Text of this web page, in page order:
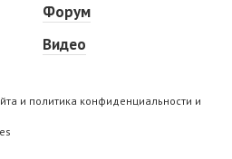
Форум
Видео
и политика конфиденциальности и